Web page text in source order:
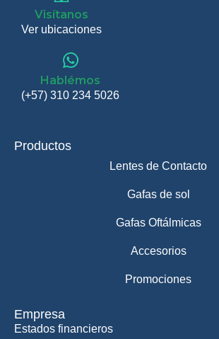
Visítanos
Ver ubicaciones
Hablémos
(+57) 310 234 5026
Productos
Lentes de Contacto
Gafas de sol
Gafas Oftálmicas
Accesorios
Promociones
Empresa
Estados financieros